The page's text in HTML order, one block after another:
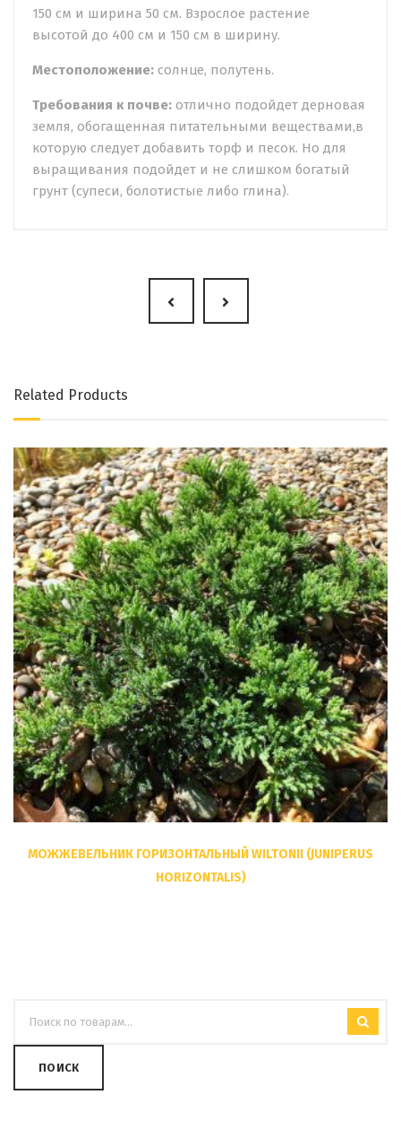
150 см и ширина 50 см. Взрослое растение
высотой до 400 см и 150 см в ширину.
Местоположение: солнце, полутень.
Требования к почве: отлично подойдет дерновая
земля, обогащенная питательными веществами,в
которую следует добавить торф и песок. Но для
выращивания подойдет и не слишком богатый
грунт (супеси, болотистые либо глина).
Related Products
МОЖЖЕВЕЛЬНИК ГОРИЗОНТАЛЬНЫЙ WILTONII (JUNIPERUS
HORIZONTALIS)
ПОИСК